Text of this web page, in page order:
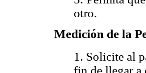
otro.
Medición de la
1. Solicite al